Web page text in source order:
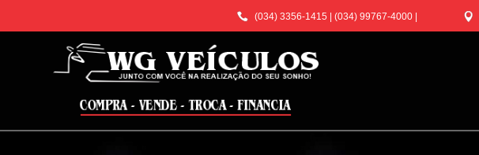
(034) 3356-1415 (034) 99767-4000|